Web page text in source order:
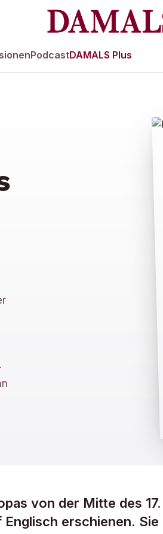
PodcastDAMALS Plus
von der Mitte des
erschienen. Sie